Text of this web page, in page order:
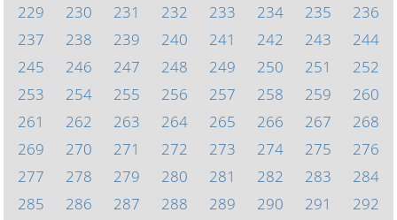
229
230 231 232 233 234 235
236
237
238 239 240 241 242 243
244
245
246 247 248 249 250 251
252
253
254 255 256 257 258 259
260
261
262 263 264 265 266 267
268
269
270 271 272 273 274 275
276
277
278 279 280 281 282 283
284
285
286 287 288 289 290 291
292